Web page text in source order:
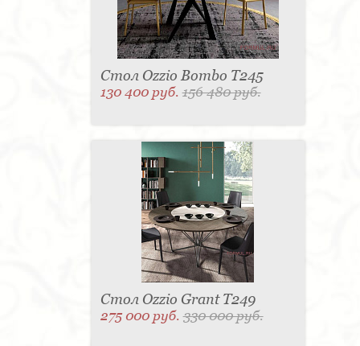
Стол Ozzio Bombo T245
130 400 руб.156 480 руб.
Стол Ozzio Grant T249
275 000 руб.330 000 руб.